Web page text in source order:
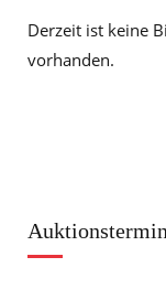
Derzeit ist keine
vorhanden.